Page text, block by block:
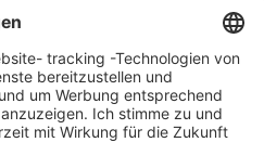
edgar cards,
in der volkbsbank
wird aktuell in
volksbanken genutzt